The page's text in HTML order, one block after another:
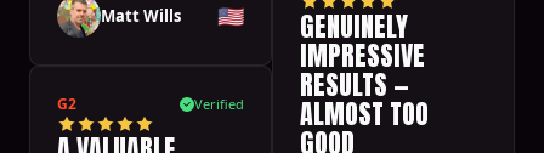
Matt Wills 🇺🇸
G2 Verified
GENUINELY
IMPRESSIVE
RESULTS —
ALMOST TOO
GOOD